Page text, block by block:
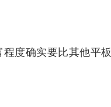
度确实要比其他平板